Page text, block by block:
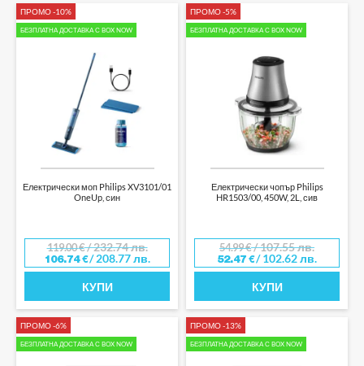
ПРОМО -10%
БЕЗПЛАТНА ДОСТАВКА С BOX NOW
Електрически моп Philips XV3101/01
OneUp, син
119.00€/ 232.74 лв.
106.74€/ 208.77 лв.
КУПИ
ПРОМО -5%
БЕЗПЛАТНА ДОСТАВКА С BOX NOW
Електрически чопър Philips
HR1503/00, 450W, 2L, сив
54.99€/ 107.55 лв.
52.47 €/ 102.62 лв.
КУПИ
ПРОМО -6%
БЕЗПЛАТНА ДОСТАВКА С BOX NOW
ПРОМО -13%
БЕЗПЛАТНА ДОСТАВКА С BOX NOW